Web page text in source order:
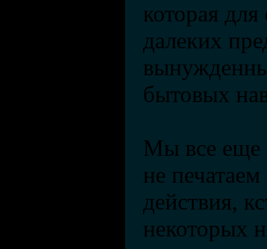
которая
далеких
бытовых
Мы все еще
не печатаем
действия,
некоторых